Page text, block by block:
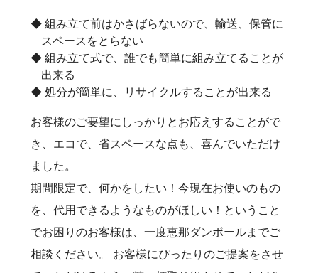
組み立て前はかさばらないので、輸送、保管に
スペースをとらない
組み立て式で、誰でも簡単に組み立てることが
出来る
処分が簡単に、リサイクルすることが出来る
お客様のご要望にしっかりとお応えすることがで
き、エコで、省スペースな点も、喜んでいただけ
ました。
期間限定で、何かをしたい！今現在お使いのもの
を、代用できるようなものがほしい！ということ
でお困りのお客様は、一度恵那ダンボールまでご
相談ください。 お客様にぴったりのご提案をさせ